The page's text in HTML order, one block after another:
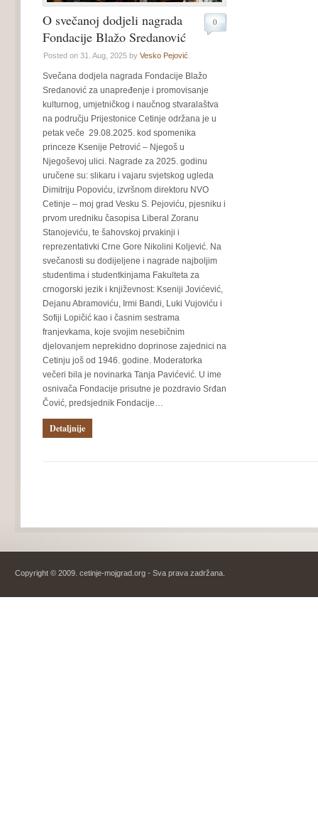
O svečanoj dodjeli nagrada
Fondacije Blažo Sredanović
Posted on 31. Aug, 2025 by Vesko Pejović
0
Svečana dodjela nagrada Fondacije Blažo
Sredanović za unapređenje i promovisanje
kulturnog, umjetničkog i naučnog stvaralaštva
na području Prijestonice Cetinje održana je u
petak veče 29.08.2025. kod spomenika
princeze Ksenije Petrović – Njegoš u
Njegoševoj ulici. Nagrade za 2025. godinu
uručene su: slikaru i vajaru svjetskog ugleda
Dimitriju Popoviću, izvršnom direktoru NVO
Cetinje – moj grad Vesku S. Pejoviću, pjesniku i
prvom uredniku časopisa Liberal Zoranu
Stanojeviću, te šahovskoj prvakinji i
reprezentativki Crne Gore Nikolini Koljević. Na
svečanosti su dodijeljene i nagrade najboljim
studentima i studentkinjama Fakulteta za
crnogorski jezik i književnost: Kseniji Jovićević,
Dejanu Abramoviću, Irmi Bandi, Luki Vujoviću i
Sofiji Lopičić kao i časnim sestrama
franjevkama, koje svojim nesebičnim
djelovanjem neprekidno doprinose zajednici na
Cetinju još od 1946. godine. Moderatorka
večeri bila je novinarka Tanja Pavićević. U ime
osnivača Fondacije prisutne je pozdravio Srđan
Čović, predsjednik Fondacije…
Detaljnije
Copyright © 2009. cetinje-mojgrad.org - Sva prava zadržana.